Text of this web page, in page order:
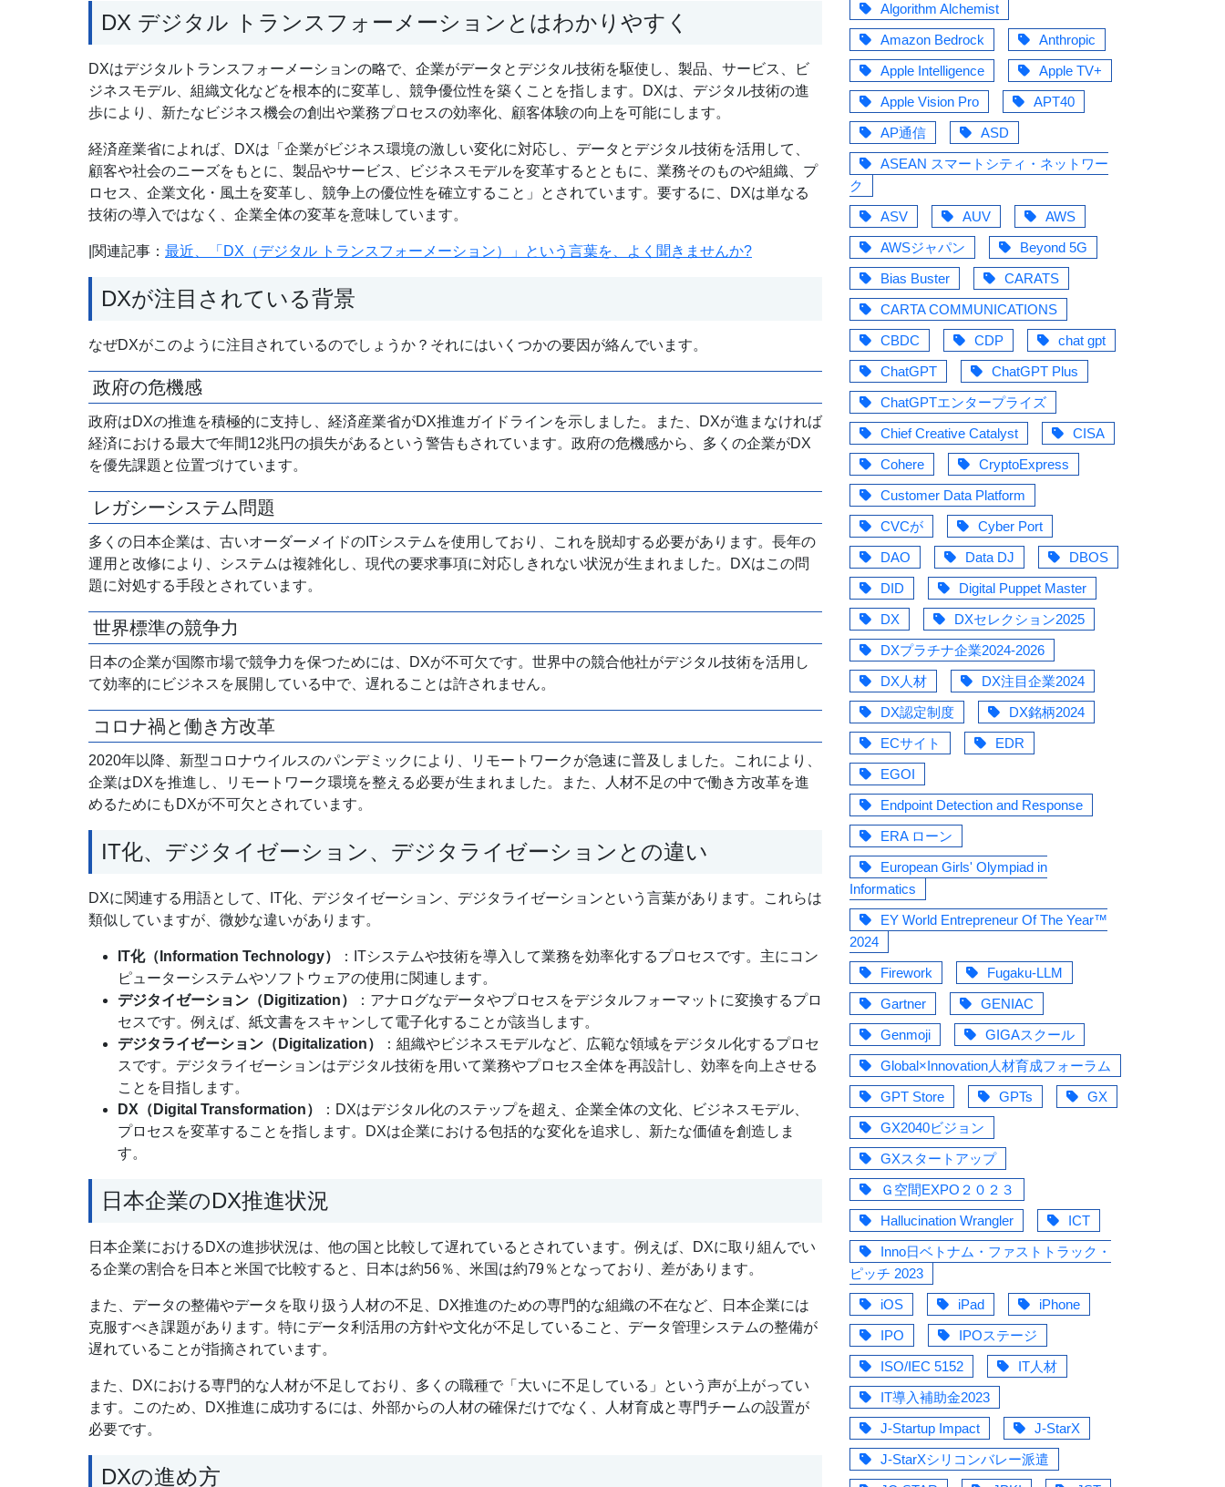
DX デジタル トランスフォーメーションとはわかりやすく
DXはデジタルトランスフォーメーションの略で、企業がデータとデジタル技術を駆使し、製品、サービス、ビ
ジネスモデル、組織文化などを根本的に変革し、競争優位性を築くことを指します。DXは、デジタル技術の進
歩により、新たなビジネス機会の創出や業務プロセスの効率化、顧客体験の向上を可能にします。
経済産業省によれば、DXは「企業がビジネス環境の激しい変化に対応し、データとデジタル技術を活用して、
顧客や社会のニーズをもとに、製品やサービス、ビジネスモデルを変革するとともに、業務そのものや組織、プ
ロセス、企業文化・風土を変革し、競争上の優位性を確立すること」とされています。要するに、DXは単なる
技術の導入ではなく、企業全体の変革を意味しています。
|関連記事： 最近、「DX（デジタル トランスフォーメーション）」という言葉を、よく聞きませんか?
DXが注目されている背景
なぜDXがこのように注目されているのでしょうか？それにはいくつかの要因が絡んでいます。
政府の危機感
政府はDXの推進を積極的に支持し、経済産業省がDX推進ガイドラインを示しました。また、DXが進まなければ
経済における最大で年間12兆円の損失があるという警告もされています。政府の危機感から、多くの企業がDX
を優先課題と位置づけています。
レガシーシステム問題
多くの日本企業は、古いオーダーメイドのITシステムを使用しており、これを脱却する必要があります。長年の
運用と改修により、システムは複雑化し、現代の要求事項に対応しきれない状況が生まれました。DXはこの問
題に対処する手段とされています。
世界標準の競争力
日本の企業が国際市場で競争力を保つためには、DXが不可欠です。世界中の競合他社がデジタル技術を活用し
て効率的にビジネスを展開している中で、遅れることは許されません。
コロナ禍と働き方改革
2020年以降、新型コロナウイルスのパンデミックにより、リモートワークが急速に普及しました。これにより、
企業はDXを推進し、リモートワーク環境を整える必要が生まれました。また、人材不足の中で働き方改革を進
めるためにもDXが不可欠とされています。
IT化、デジタイゼーション、デジタライゼーションとの違い
DXに関連する用語として、IT化、デジタイゼーション、デジタライゼーションという言葉があります。これらは
類似していますが、微妙な違いがあります。
IT化（Information Technology）
：ITシステムや技術を導入して業務を効率化するプロセスです。主にコン
ピューターシステムやソフトウェアの使用に関連します。
デジタイゼーション（Digitization）
：アナログなデータやプロセスをデジタルフォーマットに変換するプロ
セスです。例えば、紙文書をスキャンして電子化することが該当します。
デジタライゼーション（Digitalization）
：組織やビジネスモデルなど、広範な領域をデジタル化するプロセ
スです。デジタライゼーションはデジタル技術を用いて業務やプロセス全体を再設計し、効率を向上させる
ことを目指します。
DX（Digital Transformation）
：DXはデジタル化のステップを超え、企業全体の文化、ビジネスモデル、
プロセスを変革することを指します。DXは企業における包括的な変化を追求し、新たな価値を創造しま
す。
日本企業のDX推進状況
日本企業におけるDXの進捗状況は、他の国と比較して遅れているとされています。例えば、DXに取り組んでい
る企業の割合を日本と米国で比較すると、日本は約56％、米国は約79％となっており、差があります。
また、データの整備やデータを取り扱う人材の不足、DX推進のための専門的な組織の不在など、日本企業には
克服すべき課題があります。特にデータ利活用の方針や文化が不足していること、データ管理システムの整備が
遅れていることが指摘されています。
また、DXにおける専門的な人材が不足しており、多くの職種で「大いに不足している」という声が上がってい
ます。このため、DX推進に成功するには、外部からの人材の確保だけでなく、人材育成と専門チームの設置が
必要です。
DXの進め方
Algorithm Alchemist
Amazon Bedrock
Anthropic
Apple Intelligence
Apple TV+
Apple Vision Pro
APT40
AP通信
ASD
ASEAN スマートシティ・ネットワー
ク
ASV
AUV
AWS
AWSジャパン
Beyond 5G
Bias Buster
CARATS
CARTA COMMUNICATIONS
CBDC
CDP
chat gpt
ChatGPT
ChatGPT Plus
ChatGPTエンタープライズ
Chief Creative Catalyst
CISA
Cohere
CryptoExpress
Customer Data Platform
CVCが
Cyber Port
DAO
Data DJ
DBOS
DID
Digital Puppet Master
DX
DXセレクション2025
DXプラチナ企業2024-2026
DX人材
DX注目企業2024
DX認定制度
DX銘柄2024
ECサイト
EDR
EGOI
Endpoint Detection and Response
ERA ローン
European Girls' Olympiad in
Informatics
EY World Entrepreneur Of The Year™
2024
Firework
Fugaku-LLM
Gartner
GENIAC
Genmoji
GIGAスクール
Global×Innovation人材育成フォーラム
GPT Store
GPTs
GX
GX2040ビジョン
GXスタートアップ
Ｇ空間EXPO２０２３
Hallucination Wrangler
ICT
Inno日ベトナム・ファストトラック・
ピッチ 2023
iOS
iPad
iPhone
IPO
IPOステージ
ISO/IEC 5152
IT人材
IT導入補助金2023
J-Startup Impact
J-StarX
J-StarXシリコンバレー派遣